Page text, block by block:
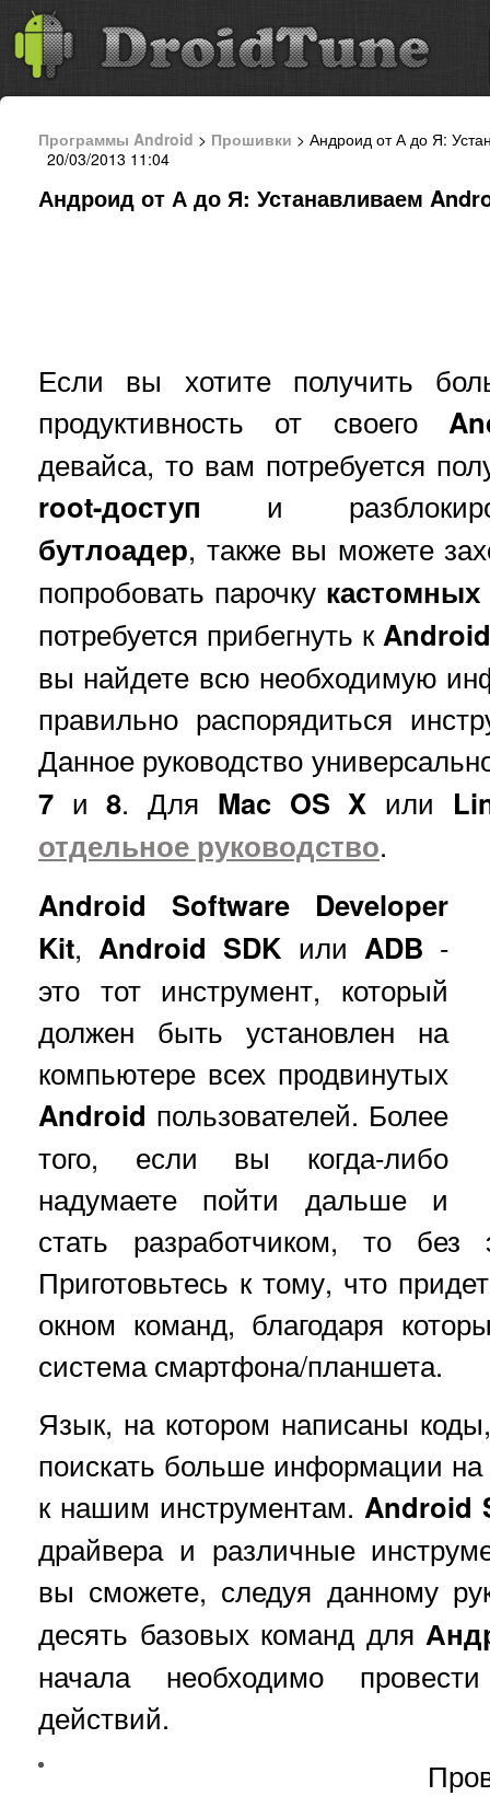
Программы Android > Прошивки > Андроид от А до Я:
20/03/2013 11:04
Андроид от А до Я: Устанавливаем
Если вы хотите получить
продуктивность от своего
девайса, то вам потребуется
root-доступ и
бутлоадер, также вы можете
попробовать парочку
потребуется прибегнуть к
вы найдете всю необходимую
правильно распорядиться
Данное руководство
7 и8. Для Mac OS X или
отдельное руководство.
Android Software Developer
Kit, Android SDK или ADB -
это тот инструмент, который
должен быть установлен на
компьютере всех продвинутых
Android пользователей. Более
того, если вы когда-либо
надумаете пойти дальше и
стать разработчиком, то
Приготовьтесь к тому, что
окном команд, благодаря
система смартфона/планшета.
Язык, на котором написаны
поискать больше информации
к нашим инструментам. Android
драйвера и различные
вы сможете, следуя данному
десять базовых команд для
начала необходимо
действий.